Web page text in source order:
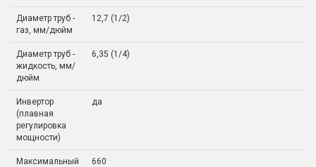
Диаметр труб -
газ, мм/дюйм
12,7 (1/2)
Диаметр труб -
жидкость, мм/
дюйм
6,35 (1/4)
Инвертор
(плавная
регулировка
мощности)
да
Максимальный
660